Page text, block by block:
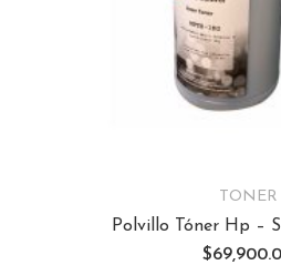
TONER
Polvillo Tóner Hp –
$